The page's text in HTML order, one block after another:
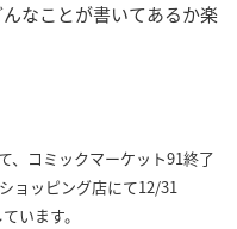
なことが書いてあるか楽
、コミックマーケット91終了
ョッピング店にて12/31
います。